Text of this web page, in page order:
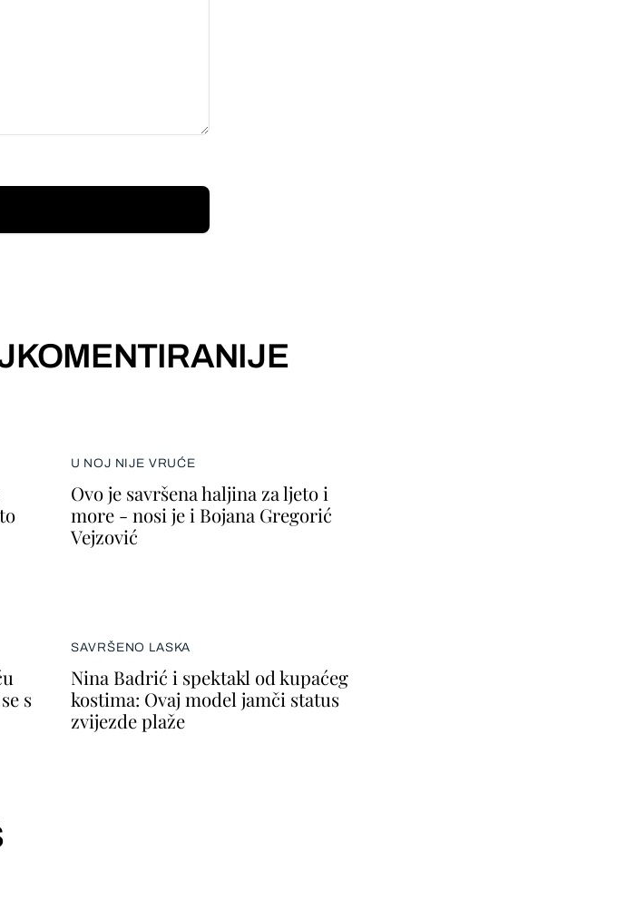
U NOJ NIJE VRUĆE
Ovo je savršena haljina za ljeto i
more - nosi je i Bojana Gregorić
Vejzović
s
SAVRŠENO LASKA
Nina Badrić i spektakl od kupaćeg
kostima: Ovaj model jamči status
zvijezde plaže